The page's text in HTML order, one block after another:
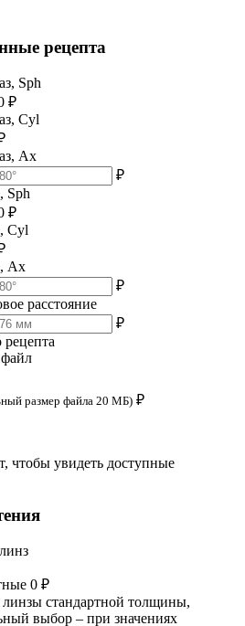
рецепта
Sph
₽
Cyl
Ax
₽
Sph
₽
Cyl
Ax
₽
расстояние
₽
рецепта
размер файла 20 МБ) ₽
чтобы увидеть доступные
0 ₽
стандартной толщины,
выбор – при значениях